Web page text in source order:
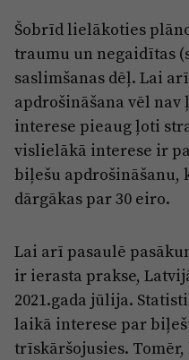
Šobrīd lielākoties
traumu un negaidītas
saslimšanas dēļ. Lai
apdrošināšana vēl
interese pieaug ļoti
vislielākā interese ir
biļešu apdrošināšanu,
dārgākas par 30 eiro.
Lai arī pasaulē
ir ierasta prakse,
2021.gada jūlija.
laikā interese par
trīskāršojusies.